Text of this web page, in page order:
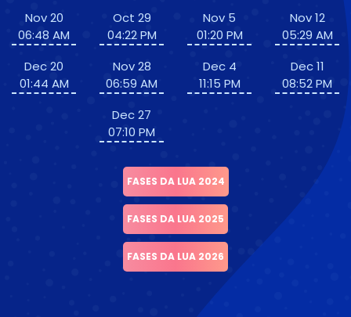
Nov 20
06:48 AM
Dec 20
01:44 AM
Oct 29
04:22 PM
Nov 28
06:59 AM
Dec 27
07:10 PM
Nov 5
01:20 PM
Dec 4
11:15 PM
Nov 12
05:29 AM
Dec 11
08:52 PM
FASES DA LUA 2024
FASES DA LUA 2025
FASES DA LUA 2026